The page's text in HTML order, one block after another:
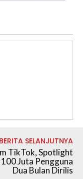
BERITA SELANJUTNYA
TikTok, Spotlight
Juta Pengguna
Dua Bulan Dirilis